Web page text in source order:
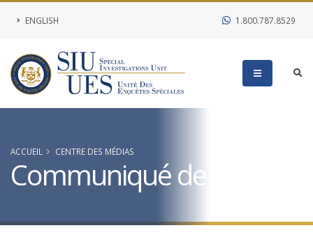
ENGLISH 1.800.787.8529
ACCUEIL CENTRE DES MÉDIAS
Communiqué de presse